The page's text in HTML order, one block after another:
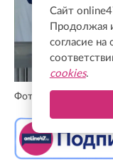
Фото: Валентин
Сайт
Продолжая
согласие на
cookies.